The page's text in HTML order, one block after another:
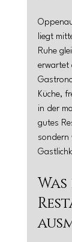
liegt
Ruhe
erwartet
Küche,
in der
gutes
sondern